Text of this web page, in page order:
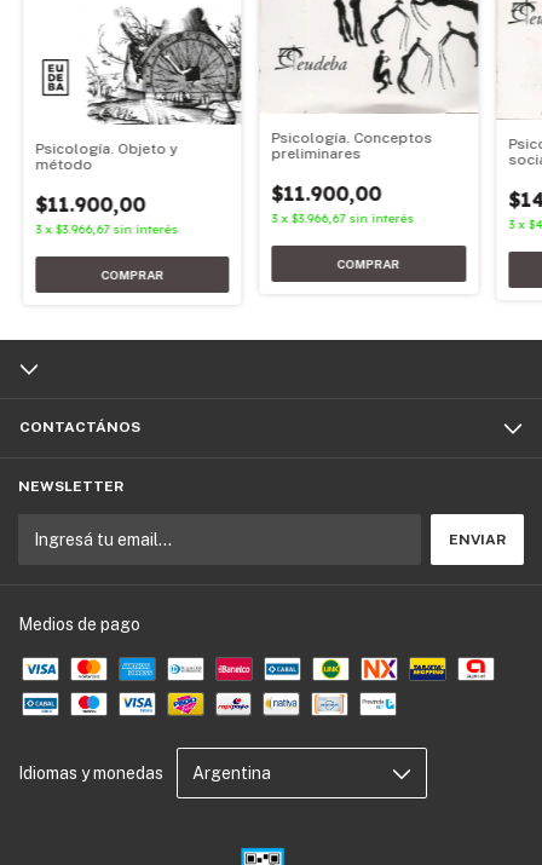
Psicología. Objeto y
método
$11.900,00
3 x $3.966,67 sin interés
Psicología. Conceptos
preliminares
$11.900,00
3 x$3.966,67 sin interés 3 x
CONTACTÁNOS
NEWSLETTER
Medios de pago
Idiomas y monedas